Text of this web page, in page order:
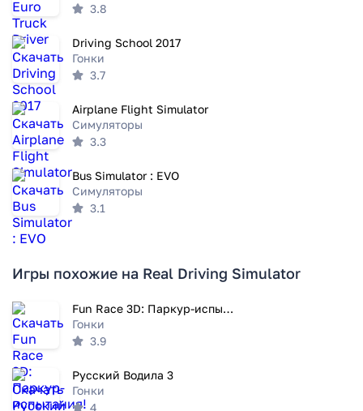
3.8
Driving School 2017
Гонки
3.7
Airplane Flight Simulator
Симуляторы
3.3
Bus Simulator : EVO
Симуляторы
3.1
Игры похожие на Real Driving Simulator
Fun Race 3D: Паркур-испытания!
Гонки
3.9
Русский Водила 3
Гонки
4